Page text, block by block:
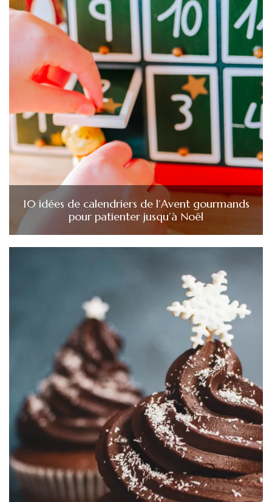
10 idées de calendriers de l’Avent gourmands
pour patienter jusqu’à Noël